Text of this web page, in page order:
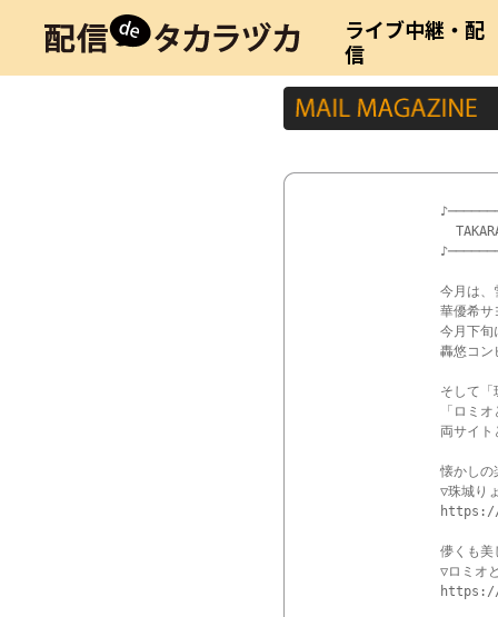
ライブ中継・配
信
今月は、
華優希サ
今月下旬
轟悠コン
そして「
「ロミ
両サイト
懐かしの
▽珠城り
https://
儚くも美
▽ロミオ
https://